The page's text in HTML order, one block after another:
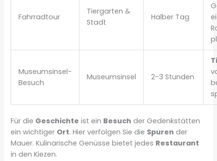
Fahrradtour
Tiergarten &
Stadt
Halber Tag
Museumsinsel-
Besuch
Museumsinsel 2-3 Stunden
Für die Geschichte ist ein Besuch der Gedenkstätten
ein wichtiger Ort. Hier verfolgen Sie die Spuren der
Mauer. Kulinarische Genüsse bietet jedes Restaurant
in den Kiezen.